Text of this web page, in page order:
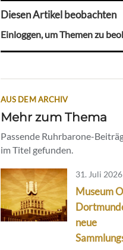
Diesen Artikel beobachten
Einloggen, um Themen zu
AUS DEM ARCHIV
Mehr zum Thema
Passende Ruhrbarone-
im Titel gefunden.
31. Juli
Museum
neue